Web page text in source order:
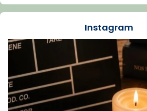
🔗tinyurl.com/cvu5jmbk
Foto
View on Facebook Share
Arquebisbat de Barcelona
de Barcelona.
1 week ago
Instagram